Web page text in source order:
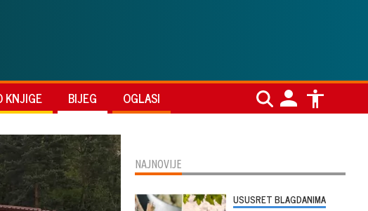
KNJIGE BIJEG OGLASI
NAJNOVIJE
USUSRET BLAGDANIMA